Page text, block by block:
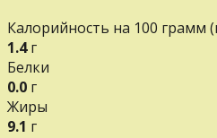
Калорийность на 100 грамм
1.4г
Белки
0.0 г
Жиры
9.1 г